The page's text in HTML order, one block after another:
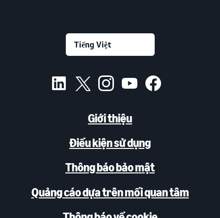
Giới thiệu
Điều kiện sử dụng
Thông báo bảo mật
Quảng cáo dựa trên mối quan tâm